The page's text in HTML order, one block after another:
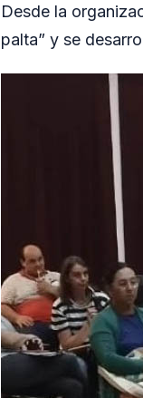
Desde la
palta” y se